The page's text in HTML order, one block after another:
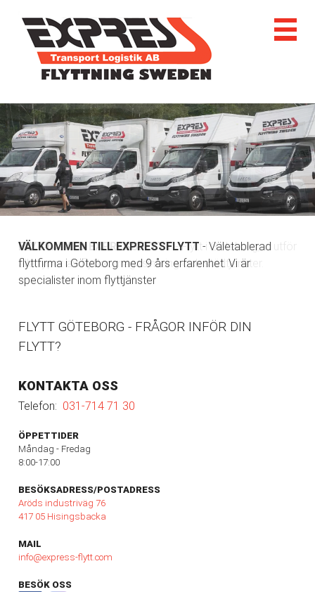
VÄLKOMMEN TILL EXPRESSFLYTT- Väletablerad
flyttfirma i Göteborg med 9 års erfarenhet. Vi är
specialister inom flyttjänster
FLYTT GÖTEBORG - FRÅGOR INFÖR DIN
FLYTT?
KONTAKTA OSS
Telefon: 031-714 71 30
ÖPPETTIDER
Måndag - Fredag
8:00-17:00
BESÖKSADRESS/POSTADRESS
Aröds industriväg 76
417 05 Hisingsbacka
MAIL
info@express-flytt.com
BESÖK OSS